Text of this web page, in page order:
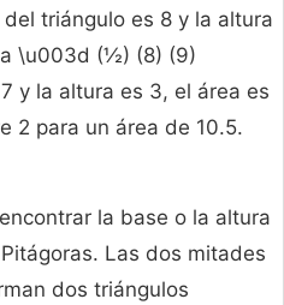
triángulo es 8 y la altura
\u003d (½) (8) (9)
y la altura es 3, el área es
2 para un área de 10.5.
la base o la altura
Las dos mitades
dos triángulos